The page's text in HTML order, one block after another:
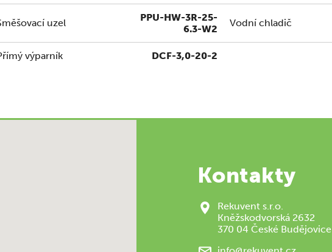
uzel
PPU-HW-3R-25-
6.3-W2
Vodní chladič
výparník DCF-3,0-20-2
Kontakty
Rekuvent s.r.o.
Kněžskodvorská 2632
370 04 České Budějovice